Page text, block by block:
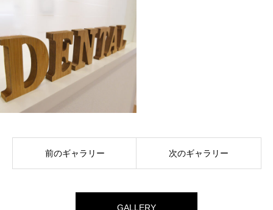
前のギャラリー 次のギャラリー
GALLERY